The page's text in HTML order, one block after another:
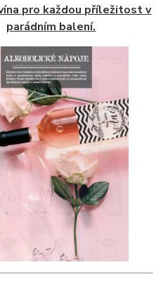
pro každou příležitost v
parádním balení.